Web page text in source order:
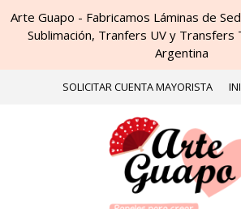
Arte Guapo - Fabricamos Láminas de
Sublimación, Tranfers UV y Transfers
Argentina
SOLICITAR CUENTA MAYORISTA